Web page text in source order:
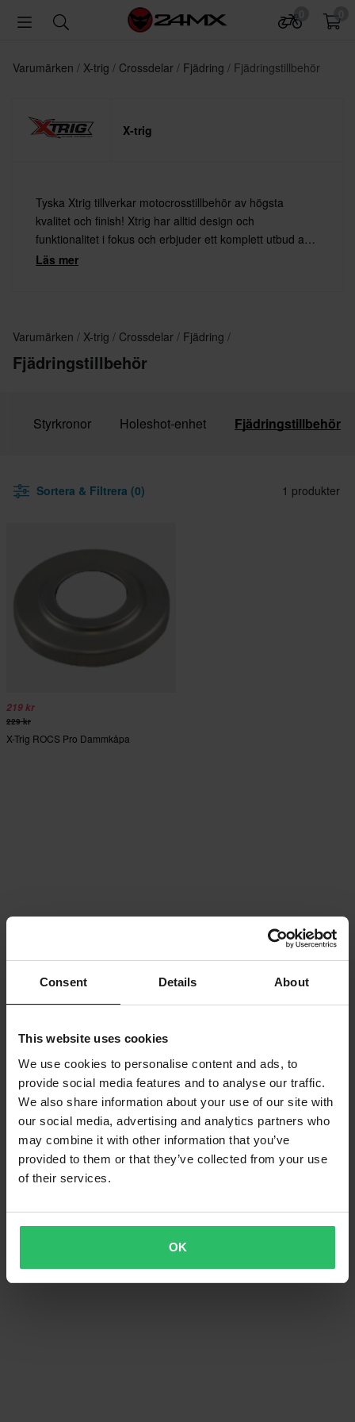
Consent Details About
This website uses cookies
We use cookies to personalise content and ads, to
provide social media features and to analyse our traffic.
We also share information about your use of our site with
our social media, advertising and analytics partners who
may combine it with other information that you’ve
provided to them or that they’ve collected from your use
of their services.
OK
Varumärken X-trig Crossdelar Fjädring Fjädringstillbehör
X-trig
Tyska Xtrig tillverkar motocrosstillbehör av högsta
kvalitet och finish! Xtrig har alltid design och
funktionalitet i fokus och erbjuder ett komplett utbud av
premiumtillbehör för både proffs och hobbyförare.
Läs mer
Varumärken X-trig Crossdelar Fjädring
Fjädringstillbehör
Styrkronor Holeshot-enhet Fjädringstillbehör
Sortera & Filtrera (0) 1 produkter
219 kr
229 kr
X-Trig ROCS Pro Dammkåpa